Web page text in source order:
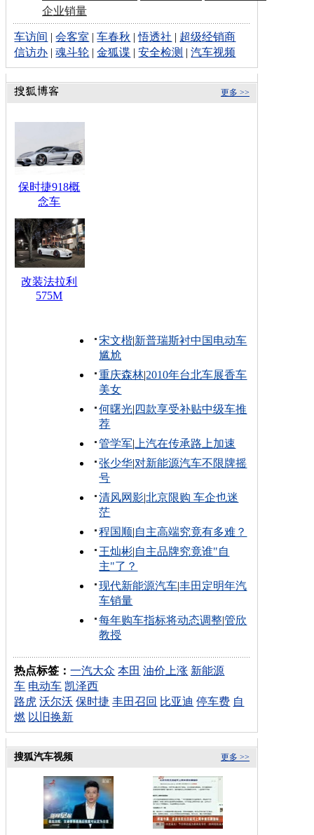
企业销量
车访间 |会客室 |车春秋 |悟透社 | 超级经销商
信访办 |魂斗轮 |金狐谍 |安全检测 |汽车视频
更多 >>
保时捷918概
念车
改装法拉利
575M
宋文楷|新普瑞斯衬中国电动车
尴尬
重庆森林|2010年台北车展香车
美女
何曙光| 四款享受补贴中级车推
荐
管学军| 上汽在传承路上加速
张少华|对新能源汽车不限牌摇
号
清风网影|北京限购 车企也迷
茫
程国顺|自主高端究竟有多难？
王灿彬|自主品牌究竟谁"自
主"了？
现代新能源汽车|丰田定明年汽
车销量
每年购车指标将动态调整|管欣
教授
热点标签：一汽大众 本田 油价上涨 新能源
车 电动车 凯泽西
路虎 沃尔沃 保时捷 丰田召回 比亚迪 停车费 自
燃 以旧换新
更多 >>
搜狐汽车视频